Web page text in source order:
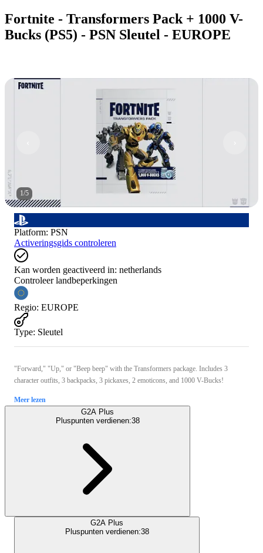
Fortnite - Transformers Pack + 1000 V-
Bucks (PS5) - PSN Sleutel - EUROPE
1/5
Platform: PSN
Activeringsgids controleren
Kan worden geactiveerd in: netherlands
Controleer landbeperkingen
Regio: EUROPE
Type: Sleutel
"Forward," "Up," or "Beep beep" with the Transformers package. Includes 3
character outfits, 3 backpacks, 3 pickaxes, 2 emoticons, and 1000 V-Bucks!
Meer lezen
G2A Plus
Pluspunten verdienen:38
G2A Plus
Pluspunten verdienen:38